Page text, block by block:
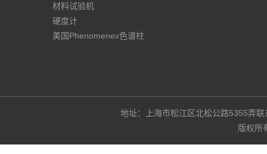
材料试验机
硬度计
美国Phenomenex色谱柱
地址：上海市松江区北松公路5355
版权所